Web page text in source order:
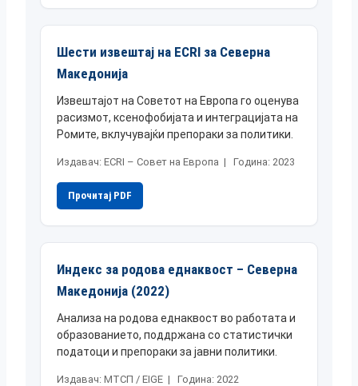
Шести извештај на ECRI за Северна
Македонија
Извештајот на Советот на Европа го оценува
расизмот, ксенофобијата и интеграцијата на
Ромите, вклучувајќи препораки за политики.
Издавач: ECRI – Совет на Европа | Година: 2023
Прочитај PDF
Индекс за родова еднаквост – Северна
Македонија (2022)
Анализа на родова еднаквост во работата и
образованието, поддржана со статистички
податоци и препораки за јавни политики.
Издавач: МТСП / EIGE | Година: 2022